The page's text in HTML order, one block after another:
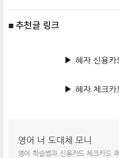
■ 추천글 링크
▶ 혜자 신용
▶ 혜자 체크
영어 너 도대체 모니
영어 학습법과 신용카드·체크카드